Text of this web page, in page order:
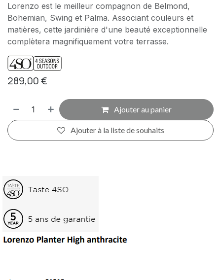
Lorenzo est le meilleur compagnon de Belmond,
Bohemian, Swing et Palma. Associant couleurs et
matières, cette jardinière d'une beauté exceptionnelle
complètera magnifiquement votre terrasse.
289,00€
Ajouter au panier
Ajouter à la liste de souhaits